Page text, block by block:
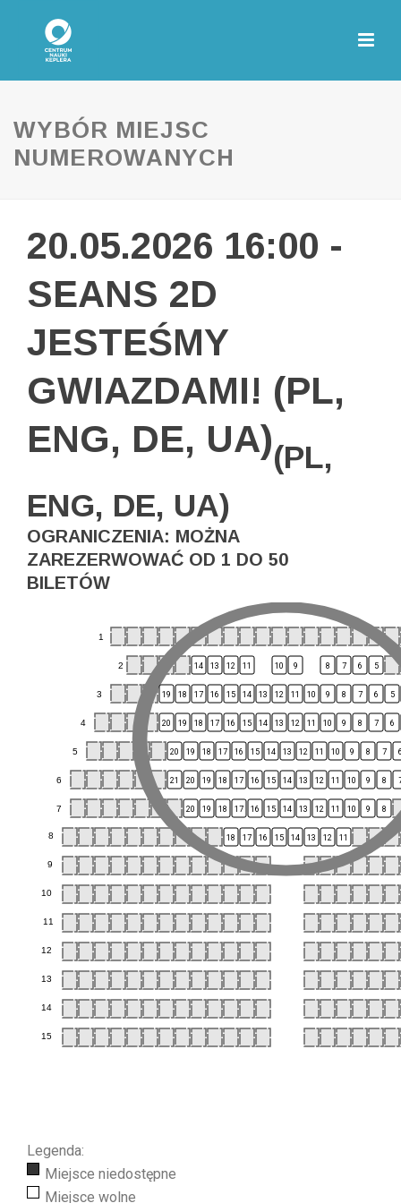
WYBÓR MIEJSC
NUMEROWANYCH
20.05.2026 16:00 -
SEANS 2D
JESTEŚMY
GWIAZDAMI! (PL,
ENG, DE, UA)(PL,
ENG, DE, UA)
OGRANICZENIA: MOŻNA
ZAREZERWOWAĆ OD 1 DO 50
BILETÓW
1
2
3
4
5
6
7
8
9
10
11
12
13
14
15
14 13 12 11 10 9 8 7 6 5
19 18 17 16 15 14 13 12 11 10 9 8 7 6 5
20 19 18 17 16 15 14 13 12 11 10 9 8 7 6
20 19 18 17 16 15 14 13 12 11 10 9 8 7
21 20 19 18 17 16 15 14 13 12 11 10 9 8
20 19 18 17 16 15 14 13 12 11 10 9 8
18 17 16 15 14 13 12 11
Legenda:
Miejsce niedostępne
Miejsce wolne